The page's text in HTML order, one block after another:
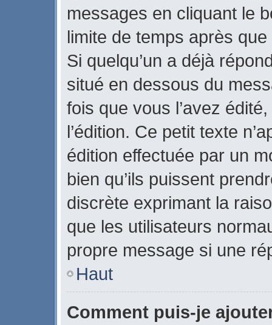
messages en cliquant le
limite de temps après
Si quelqu’un a déjà
situé en dessous du
fois que vous l’avez
l’édition. Ce petit texte
édition effectuée par un
bien qu’ils puissent
discrète exprimant la
que les utilisateurs
propre message si une
Haut
Comment puis-je